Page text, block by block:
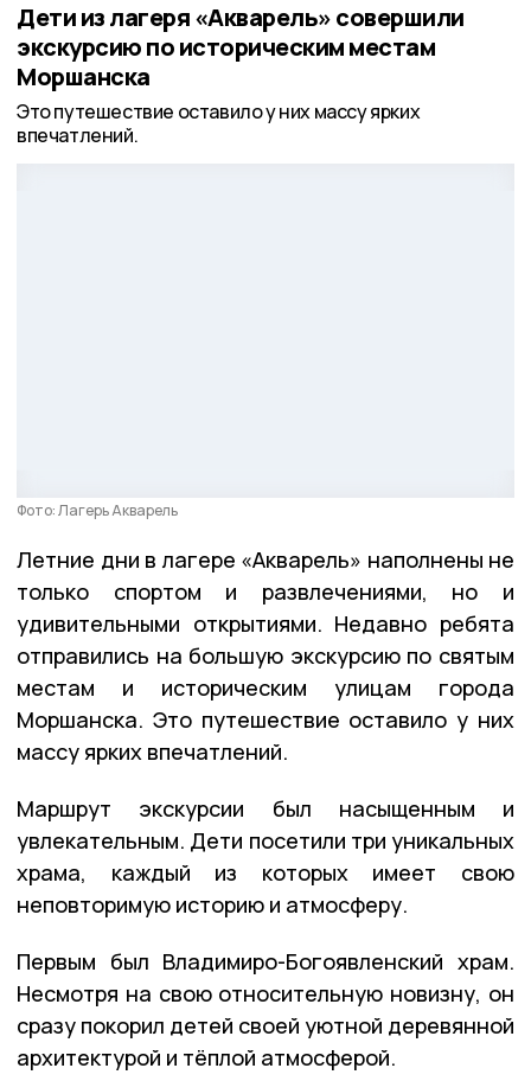
Дети из лагеря «Акварель» совершили
экскурсию по историческим местам
Моршанска
Это путешествие оставило у них массу ярких
впечатлений.
Фото: Лагерь Акварель
Летние дни в лагере «Акварель» наполнены не
только спортом и развлечениями, но и
удивительными открытиями. Недавно ребята
отправились на большую экскурсию по святым
местам и историческим улицам города
Моршанска. Это путешествие оставило у них
массу ярких впечатлений.
Маршрут экскурсии был насыщенным и
увлекательным. Дети посетили три уникальных
храма, каждый из которых имеет свою
неповторимую историю и атмосферу.
Первым был Владимиро-Богоявленский храм.
Несмотря на свою относительную новизну, он
сразу покорил детей своей уютной деревянной
архитектурой и тёплой атмосферой.